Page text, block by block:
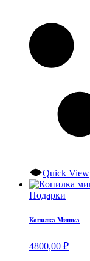
Quick View
Подарки
Копилка Мишка
4800,00 ₽